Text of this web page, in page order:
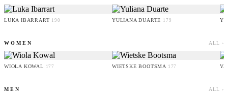
LUKA IBARRART 190 YULIANA DUARTE 179
WOMEN ALL ›
WIOLA KOWAL 177 WIETSKE BOOTSMA 177
MEN ALL ›